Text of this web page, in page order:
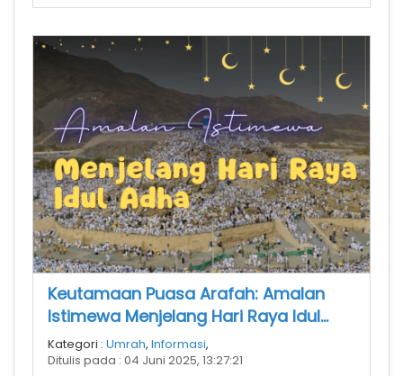
Keutamaan Puasa Arafah: Amalan
Istimewa Menjelang Hari Raya Idul
Adha
Kategori : Umrah, Informasi,
Ditulis pada : 04 Juni 2025, 13:27:21